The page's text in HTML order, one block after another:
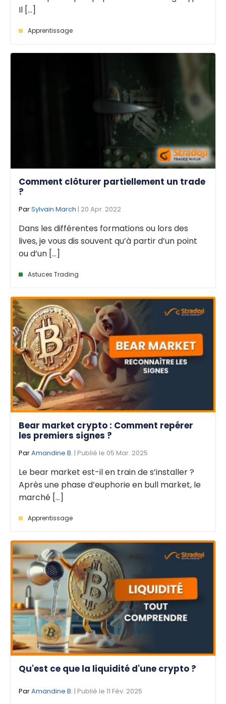
Il [...]
Apprentissage
Comment clôturer partiellement un trade
?
ParSylvain March | 20 Apr. 2022
Dans les différentes formations ou lors des
lives, je vous dis souvent qu’à partir d’un point
ou d’un [...]
Astuces Trading
Bear market crypto : Comment repérer
les premiers signes ?
ParAmandine B. | Publié le 05 Mar. 2025
Le bear market est-il en train de s’installer ?
Après une phase d’euphorie en bull market, le
marché [...]
Apprentissage
Qu'est ce que la liquidité d'une crypto ?
ParAmandine B. | Publié le 11 Fév. 2025